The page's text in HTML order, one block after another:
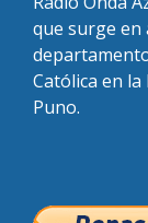
que surge en
Católica en
Puno.